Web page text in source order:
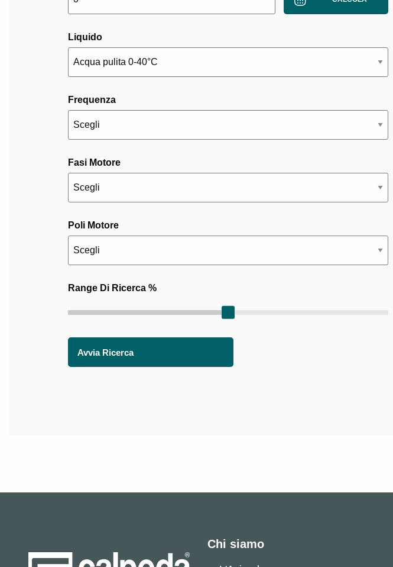
Liquido
Frequenza
Fasi Motore
Poli Motore
Range Di Ricerca %
Avvia Ricerca
Chi siamo